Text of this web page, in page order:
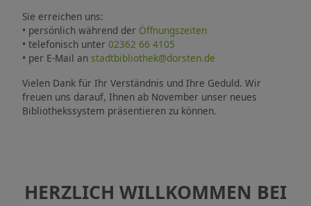
Sie erreichen uns:
• persönlich während der Öffnungszeiten
• telefonisch unter 02362 66 4105
• per E-Mail an stadtbibliothek@dorsten.de
Vielen Dank für Ihr Verständnis und Ihre Geduld. Wir
freuen uns darauf, Ihnen ab November unser neues
Bibliothekssystem präsentieren zu können.
HERZLICH WILLKOMMEN BEI